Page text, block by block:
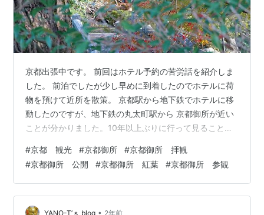
京都出張中です。 前回はホテル予約の苦労話を紹介しま
した。 前泊でしたが少し早めに到着したのでホテルに荷
物を預けて近所を散策。 京都駅から地下鉄でホテルに移
動したのですが、地下鉄の丸太町駅から 京都御所が近い
ことが分かりました。10年以上ぶりに行って見ること
入口まで想像よりも時間かかりました。 きれいな花を見
つけました。梅？こんなに早く咲きますかね？分かる方
コメントください🙏 公式のホームページに公開日が掲載
されてます。 清所門から入ります。参観費は無料です！
またガイドさんもいるので利用をお勧めです。 こちらが
#京都 観光 #京都御所 #京都御所 拝観
#京都御所 公開 #京都御所 紅葉 #京都御所 参観
YANO-T’ｓ blog • 2年前